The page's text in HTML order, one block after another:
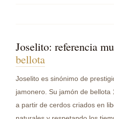
Joselito: referencia
bellota
Joselito es sinónimo de
jamonero. Su jamón de
a partir de cerdos criados en